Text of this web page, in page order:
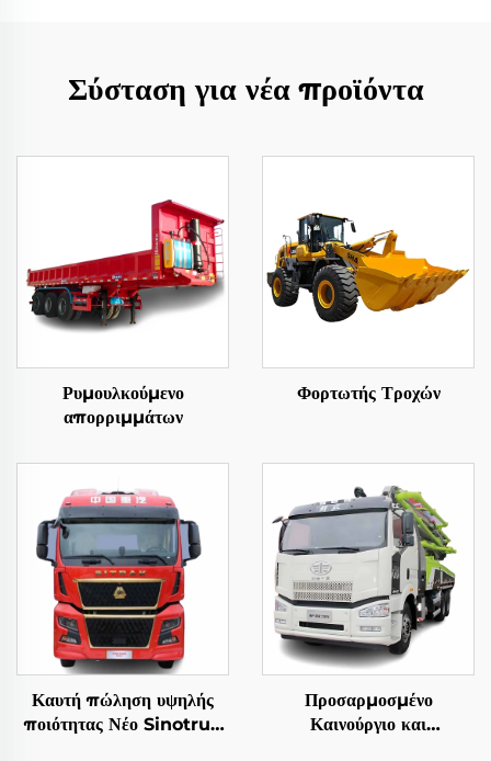
Σύσταση για νέα προϊόντα
Ρυμουλκούμενο
απορριμμάτων
Φορτωτής Τροχών
Καυτή πώληση υψηλής
ποιότητας Νέο Sinotruk
Προσαρμοσμένο
Καινούργιο και